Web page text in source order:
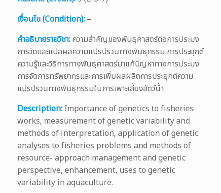
เงื่อนไข (Condition): –
คำอธิบายรายวิชา: ความสำคัญของพันธุศาสตร์ต่อการประมง
การวัดและแปลผลความแปรปรวนทางพันธุกรรม การประยุกต์
ความรู้และวิธีการทางพันธุศาสตร์มาแก้ปัญหาทางการประมง
การจัดการทรัพยากรและการเพิ่มผลผลิตการประยุกต์ความ
แปรปรวนทางพันธุกรรมในการเพาะเลี้ยงสัตว์น้ำ
Description: Importance of genetics to fisheries
works, measurement of genetic variability and
methods of interpretation, application of genetic
analyses to fisheries problems and methods of
resource- approach management and genetic
perspective, enhancement, uses to genetic
variability in aquaculture.